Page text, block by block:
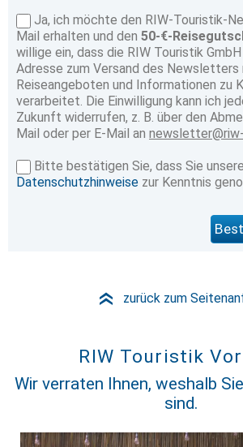
Ja, ich möchte den RIW-Touristik-
Mail erhalten und den 50-€-
willige ein, dass die RIW Touristik
Adresse zum Versand des Newsletters
Reiseangeboten und Informationen zu
verarbeitet. Die Einwilligung kann ich
Zukunft widerrufen, z. B. über den
Mail oder per E-Mail an
Bitte bestätigen Sie, dass Sie unsere
Datenschutzhinweise zur Kenntnis
» zurück zum
RIW Touristik
Wir verraten Ihnen, weshalb
sind.